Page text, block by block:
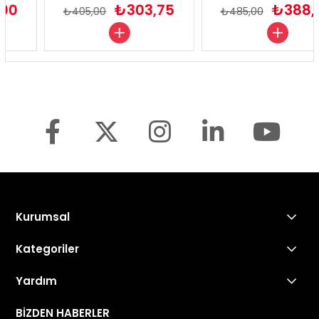
₺303,75
₺405,00 ₺485,00
Kurumsal
Kategoriler
Yardım
BİZDEN HABERLER